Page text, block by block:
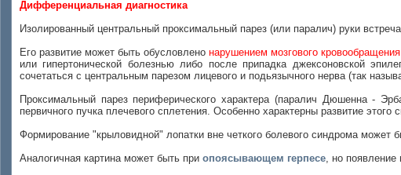
Дифференциальная диагностика
Изолированный центральный проксимальный парез (или паралич) руки
Его развитие может быть обусловлено нарушением мозгового кровообращения
или гипертонической болезнью либо после припадка джексоновской
сочетаться с центральным парезом лицевого и подьязычного нерва (так
Проксимальный парез периферического характера (паралич Дюшенна -
первичного пучка плечевого сплетения. Особенно характерны развитие
Формирование "крыловидной" лопатки вне четкого болевого синдрома может
Аналогичная картина может быть при опоясывающем герпесе, но появление